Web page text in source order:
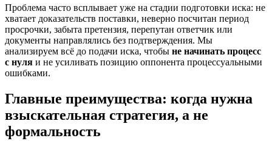
Проблема часто всплывает уже на стадии подготовки иска: не
хватает доказательств поставки, неверно посчитан период
просрочки, забыта претензия, перепутан ответчик или
документы направлялись без подтверждения. Мы
анализируем всё до подачи иска, чтобы не начинать процесс
с нуля и не усиливать позицию оппонента процессуальными
ошибками.
Главные преимущества: когда нужна
взыскательная стратегия, а не
формальность